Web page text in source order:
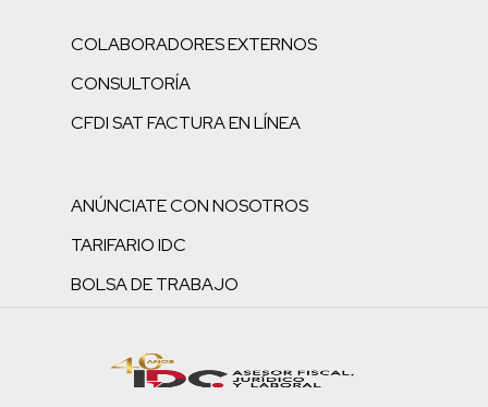
COLABORADORES EXTERNOS
CONSULTORÍA
CFDI SAT FACTURA EN LÍNEA
ANÚNCIATE CON NOSOTROS
TARIFARIO IDC
BOLSA DE TRABAJO